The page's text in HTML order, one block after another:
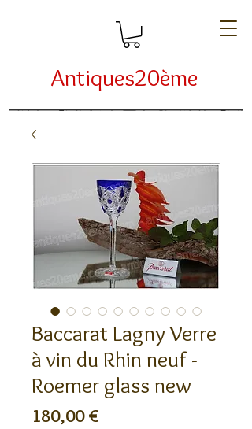
Antiques20ème
Baccarat Lagny Verre
à vin du Rhin neuf -
Roemer glass new
180,00 €